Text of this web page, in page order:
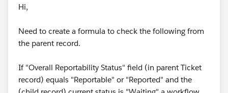
Hi,
Need to create a formula to check the following from
the parent record.
If "Overall Reportability Status" field (in parent Ticket
record) equals "Reportable" or "Reported" and the